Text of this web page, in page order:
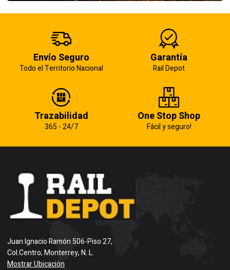
Envío Seguro
Todo el Territorio Nacional
Garantía
Rail Depot
Trazabilidad
365 - 24/7
One Stop Shop
Fácil y seguro!
Juan Ignacio Ramón 506-Piso 27,
Col.Centro; Monterrey, N. L.
Mostrar Ubicación